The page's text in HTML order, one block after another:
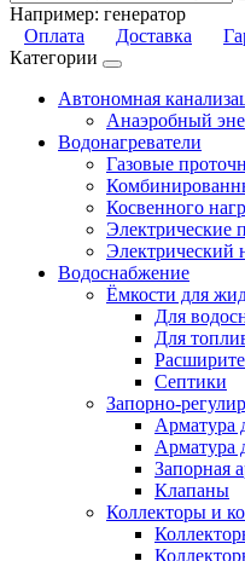
Например: генератор
Оплата
Доставка
Категории
Автономная
Анаэробный
Водонагреватели
Газовые
Косвенного
Электрические
Электрический
Водоснабжение
Ёмкости для
Для
Для
Септики
Запорно-
Арматура
Арматура
Запорная
Клапаны
Коллекторы и